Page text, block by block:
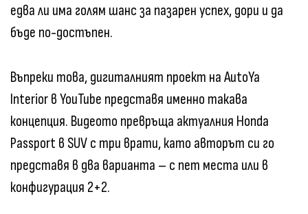
едва ли има голям шанс за пазарен успех, дори и да
бъде по-достъпен.
Въпреки това, дигиталният проект на AutoYa
Interior в YouTube представя именно такава
концепция. Видеото превръща актуалния Honda
Passport в SUV с три врати, като авторът си го
представя в два варианта – с пет места или в
конфигурация 2+2.